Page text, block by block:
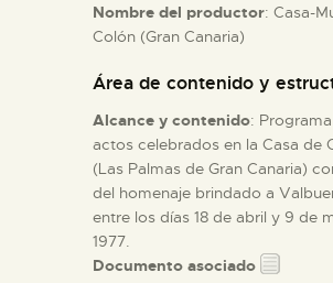
ESPAÑOL
Nombre del productor: Casa-
Colón (Gran Canaria)
Área de contenido y
Alcance y contenido:
actos celebrados en la Casa de
(Las Palmas de Gran Canaria)
del homenaje brindado a
entre los días 18 de abril y 9 de
1977.
Documento asociado